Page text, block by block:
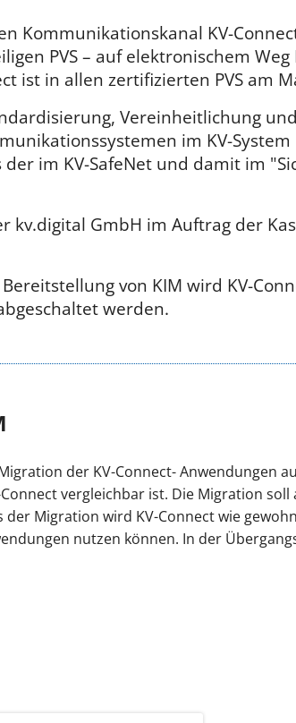
Kommunikationskanal KV-
PVS – auf elektronischem
ist in allen zertifizierten PVS am
Vereinheitlichung
im KV-
im KV-SafeNet und damit im
kv.digital GmbH im Auftrag der
von KIM wird KV-
werden.
der KV-Connect- Anwendungen
vergleichbar ist. Die Migration
der Migration wird KV-Connect wie
nutzen können. In der